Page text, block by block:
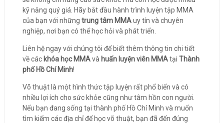
kỹ năng quý giá. Hãy bắt đầu hành trình luyện tập MMA
của bạn với những trung tâm MMAuy tín và chuyên
nghiệp, nơi bạn có thể học hỏi và phát triển.
Liên hệ ngay với chúng tôi để biết thêm thông tin chi tiết
về các khóa học MMAvà huấn luyện viên MMAtại Thành
phố Hồ Chí Minh!
Võ thuật là một hình thức tập luyện rất phổ biến và có
nhiều lợi ích cho sức khỏe cũng như tâm hồn con người.
Nếu bạn đang sống tại thành phố Hồ Chí Minh và muốn
tìm kiếm các địa chỉ để học võ thuật, bạn đã đến đúng